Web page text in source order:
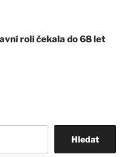
roli čekala do 68 let
Hledat